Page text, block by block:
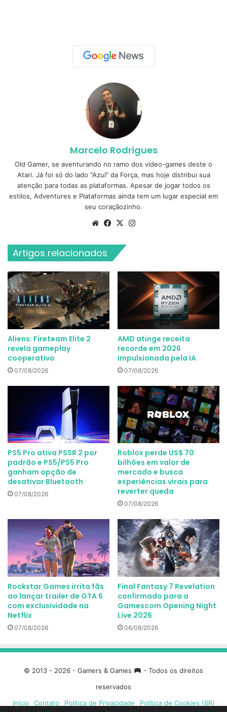
Marcelo Rodrigues
Old Gamer, se aventurando no ramo dos video-games deste o
Atari. Já foi só do lado "Azul" da Força, mas hoje distribui sua
atenção para todas as plataformas. Apesar de jogar todos os
estilos, Adventures e Plataformas ainda tem um lugar especial em
seu coraçãozinho.
WebsiteFacebook
X
Artigos relacionados
Aliens: Fireteam Elite 2
revela gameplay
cooperativo
07/08/2026
AMD atinge receita
recorde em 2026
impulsionada pela IA
07/08/2026
PS5 Pro ativa PSSR 2 por
padrão e PS5/PS5 Pro
ganham opção de
desativar Bluetooth
07/08/2026
Roblox perde US$ 70
bilhões em valor de
mercado e busca
experiências virais para
reverter queda
07/08/2026
Rockstar Games irrita fãs
ao lançar trailer de GTA 6
com exclusividade na
Netflix
07/08/2026
Final Fantasy 7 Revelation
confirmado para a
Gamescom Opening Night
Live 2026
06/08/2026
© 2013 - 2026 - Gamers & Games
- Todos os direitos
reservados
Início
Contato Política de Privacidade Política de Cookies (BR)